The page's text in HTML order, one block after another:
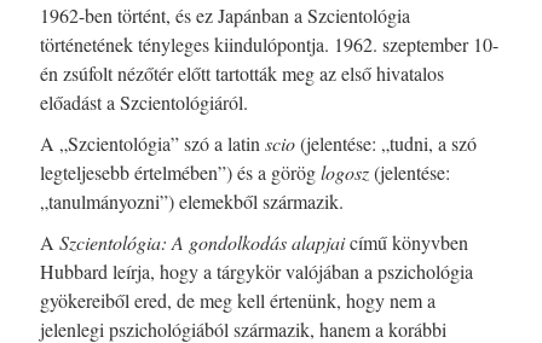
1962-ben történt, és ez Japánban a Szcientológia
történetének tényleges kiindulópontja. 1962. szeptember 10-
én zsúfolt nézőtér előtt tartották meg az első hivatalos
előadást a Szcientológiáról.
A „Szcientológia” szó a latin scio(jelentése: „tudni, a szó
legteljesebb értelmében”) és a göröglogosz(jelentése:
„tanulmányozni”) elemekből származik.
A Szcientológia: A gondolkodás alapjaicímű könyvben
Hubbard leírja, hogy a tárgykör valójában a pszichológia
gyökereiből ered, de meg kell értenünk, hogy nem a
jelenlegi pszichológiából származik, hanem a korábbi